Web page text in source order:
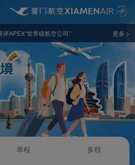
在中国厦门召开
APEX“世界级航空公司”
首次在中国举办
航空厨拓展全舱星级餐饮服务
航班超四万
公司”大奖
湖头米粉开启闽味文化之旅
更多 >
单程 多程